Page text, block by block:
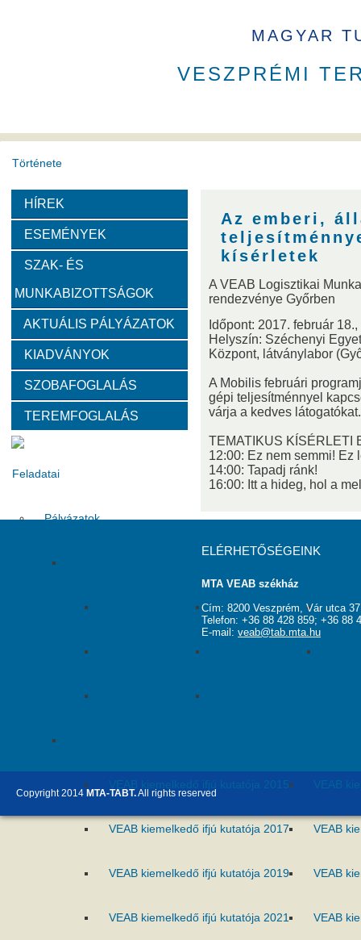
MAGYAR
VESZPRÉMI
Története
A VEAB története
Díjak
Emlékérem Év Kutatója VEAB Kiemelkedő Ifjú
Szervezeti felépítése
Választott vezetők Akadémikusok Nem akadémikus
Tanácskozási jogú tagok
Feladatai
Pályázatok
Év Kutatója 2016 Év
VEAB kiemelkedő ifjú kutatója 2015 VEAB
VEAB kiemelkedő ifjú kutatója 2017 VEAB
VEAB kiemelkedő ifjú kutatója 2019 VEAB
VEAB kiemelkedő ifjú kutatója 2021 VEAB
HÍREK
ESEMÉNYEK
SZAK- ÉS
MUNKABIZOTTSÁGOK
AKTUÁLIS PÁLYÁZATOK
KIADVÁNYOK
SZOBAFOGLALÁS
TEREMFOGLALÁS
Az emberi,
kísérletek
A VEAB Logisztikai
rendezvénye Győrben
Időpont: 2017. február
Helyszín: Széchenyi
Központ, látványlabor
A Mobilis februári
gépi teljesítménnyel
várja a kedves látogatókat.
TEMATIKUS KÍSÉRLETI
12:00: Ez nem semmi! Ez
14:00: Tapadj ránk!
16:00: Itt a hideg, hol a
ELÉRHETŐSÉGEINK
MTA VEAB székház
Cím: 8200 Veszprém, Vár utca
Telefon: +36 88 428 859; +36 88
E-mail: veab@tab.mta.hu
Copyright 2014 MTA-TABT.All rights reserved